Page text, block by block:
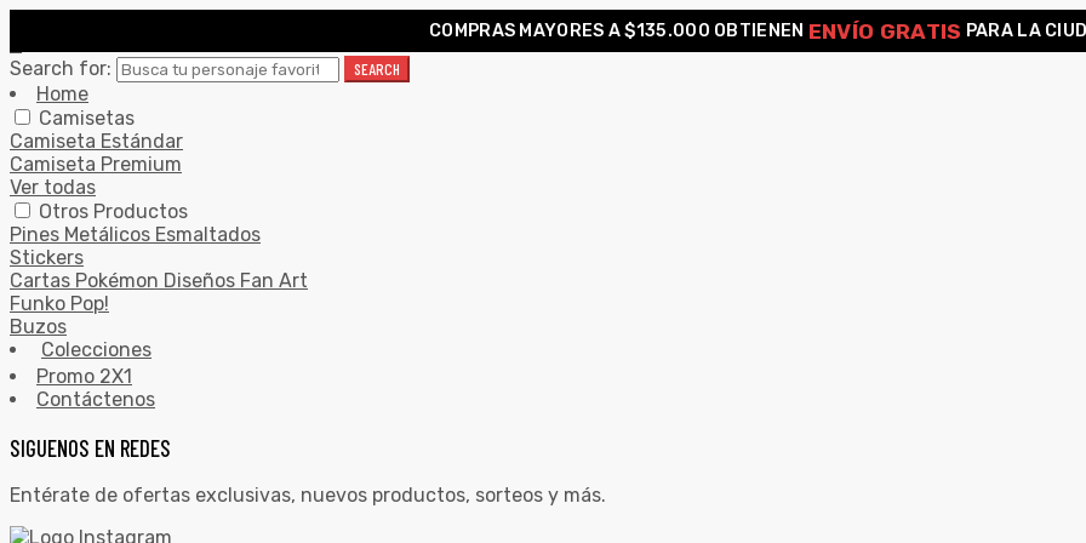
COMPRAS MAYORES A $135.000 OBTIENEN ENVÍO GRATIS PARA LA
Search for:
SEARCH
Home
Camisetas
Camiseta Estándar
Camiseta Premium
Ver todas
Otros Productos
Pines Metálicos Esmaltados
Stickers
Cartas Pokémon Diseños Fan Art
Funko Pop!
Buzos
Colecciones
Promo 2X1
Contáctenos
SIGUENOS EN REDES
Entérate de ofertas exclusivas, nuevos productos, sorteos y más.